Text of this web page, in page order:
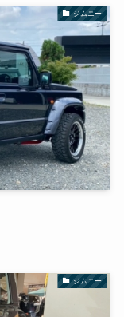
ジムニー
ジムニー